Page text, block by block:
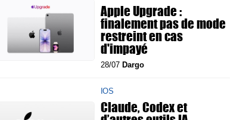
Apple Upgrade :
finalement pas de mode
restreint en cas
d'impayé
28/07 Dargo
IOS
Claude, Codex et